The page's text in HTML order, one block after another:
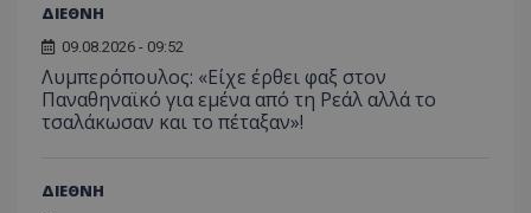
ΔΙΕΘΝΗ
09.08.2026 - 09:52
Λυμπερόπουλος: «Είχε έρθει φαξ στον
Παναθηναϊκό για εμένα από τη Ρεάλ αλλά το
τσαλάκωσαν και το πέταξαν»!
ΔΙΕΘΝΗ